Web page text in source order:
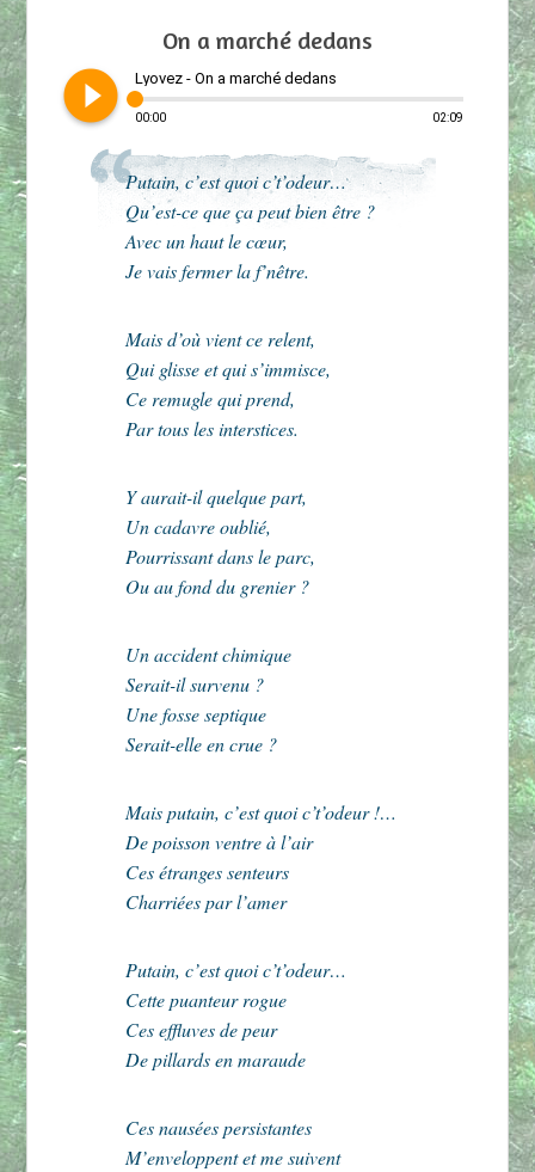
On a marché dedans
play_circle_filled Lyovez - On a marché dedans
00:00 02:09
Putain, c’est quoi c’t’odeur…
Qu’est-ce que ça peut bien être ?
Avec un haut le cœur,
Je vais fermer la f’nêtre.
Mais d’où vient ce relent,
Qui glisse et qui s’immisce,
Ce remugle qui prend,
Par tous les interstices.
Y aurait-il quelque part,
Un cadavre oublié,
Pourrissant dans le parc,
Ou au fond du grenier ?
Un accident chimique
Serait-il survenu ?
Une fosse septique
Serait-elle en crue ?
Mais putain, c’est quoi c’t’odeur !…
De poisson ventre à l’air
Ces étranges senteurs
Charriées par l’amer
Putain, c’est quoi c’t’odeur…
Cette puanteur rogue
Ces effluves de peur
De pillards en maraude
Ces nausées persistantes
M’enveloppent et me suivent